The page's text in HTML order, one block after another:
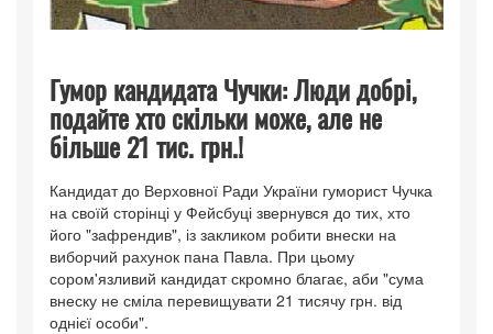
Гумор кандидата Чучки: Люди добрі,
подайте хто скільки може, але не
більше 21 тис. грн.!
Кандидат до Верховної Ради України гуморист Чучка
на своїй сторінці у Фейсбуці звернувся до тих, хто
його "зафрендив", із закликом робити внески на
виборчий рахунок пана Павла. При цьому
сором'язливий кандидат скромно благає, аби "сума
внеску не сміла перевищувати 21 тисячу грн. від
однієї особи".